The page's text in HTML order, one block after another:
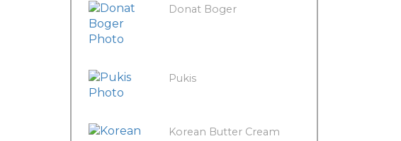
Donat Boger
Pukis
Korean Butter Cream